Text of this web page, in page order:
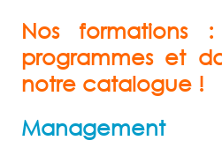
Nos formations
programmes et
notre catalogue !
Management